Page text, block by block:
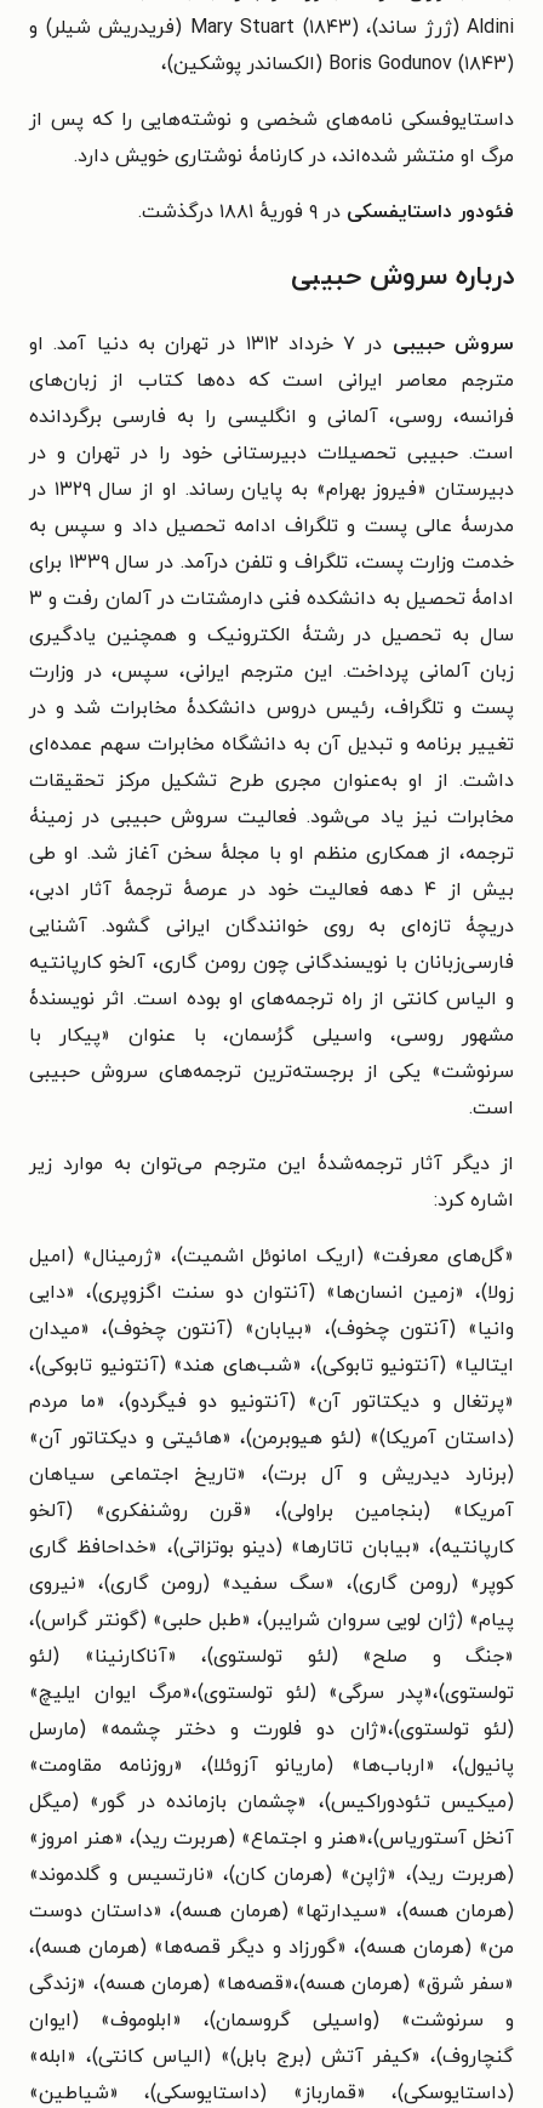
Aldini (ژرژ ساند)، (۱۸۴۳) Mary Stuart (فریدریش شیلر) و
(۱۸۴۳) Boris Godunov (الکساندر پوشکین)،
داستایوفسکی نامه‌های شخصی و نوشته‌هایی را که پس از
مرگ او منتشر شده‌اند، در کارنامۀ نوشتاری خویش دارد.
فئودور داستایفسکی در ۹ فوریهٔ ۱۸۸۱ درگذشت.
درباره سروش حبیبی
سروش حبیبی
در ۷ خرداد ۱۳۱۲ در تهران به دنیا آمد. او
مترجم معاصر ایرانی است که ده‌ها کتاب از زبان‌های
فرانسه، روسی، آلمانی و انگلیسی را به فارسی برگردانده
است. حبیبی تحصیلات دبیرستانی خود را در تهران و در
دبیرستان «فیروز بهرام» به پایان رساند. او از سال ۱۳۲۹ در
مدرسۀ عالی پست و تلگراف ادامه تحصیل داد و سپس به
خدمت وزارت پست، تلگراف و تلفن درآمد. در سال ۱۳۳۹ برای
ادامۀ تحصیل به دانشکده فنی دارمشتات در آلمان رفت و ۳
سال به تحصیل در رشتۀ الکترونیک و همچنین یادگیری
زبان آلمانی پرداخت. این مترجم ایرانی، سپس، در وزارت
پست و تلگراف، رئیس دروس دانشکدۀ مخابرات شد و در
تغییر برنامه و تبدیل آن به دانشگاه مخابرات سهم عمده‌ای
داشت. از او به‌عنوان مجری طرح تشکیل مرکز تحقیقات
مخابرات نیز یاد می‌شود. فعالیت سروش حبیبی در زمینۀ
ترجمه، از همکاری منظم او با مجلهٔ سخن آغاز شد. او طی
بیش از ۴ دهه فعالیت خود در عرصهٔ ترجمهٔ آثار ادبی،
دریچۀ تازه‌ای به روی خوانندگان ایرانی گشود. آشنایی
فارسی‌زبانان با نویسندگانی چون رومن گاری، آلخو کارپانتیه
و الیاس کانتی از راه ترجمه‌های او بوده است. اثر نویسندۀ
مشهور روسی، واسیلی گرُسمان، با عنوان «پیکار با
سرنوشت» یکی از برجسته‌ترین ترجمه‌های سروش حبیبی
است.
از دیگر آثار ترجمه‌شدۀ این مترجم می‌توان به موارد زیر
اشاره کرد:
«گل‌های معرفت» (اریک امانوئل اشمیت)، «ژرمینال» (امیل
زولا)، «زمین انسان‌ها» (آنتوان دو سنت اگزوپری)، «دایی
وانیا» (آنتون چخوف)، «بیابان» (آنتون چخوف)، «میدان
ایتالیا» (آنتونیو تابوکی)، «شب‌های هند» (آنتونیو تابوکی)،
«پرتغال و دیکتاتور آن» (آنتونیو دو فیگردو)، «ما مردم
(داستان آمریکا)» (لئو هیوبرمن)، «هائیتی و دیکتاتور آن»
(برنارد دیدریش و آل برت)، «تاریخ اجتماعی سیاهان
آمریکا» (بنجامین براولی)، «قرن روشنفکری» (آلخو
کارپانتیه)، «بیابان تاتارها» (دینو بوتزاتی)، «خداحافظ گاری
کوپر» (رومن گاری)، «سگ سفید» (رومن گاری)، «نیروی
پیام» (ژان لویی سروان شرایبر)، «طبل حلبی» (گونتر گراس)،
«جنگ و صلح» (لئو تولستوی)، «آناکارنینا» (لئو
تولستوی)،«پدر سرگی» (لئو تولستوی)،«مرگ ایوان ایلیچ»
(لئو تولستوی)،«ژان دو فلورت و دختر چشمه» (مارسل
پانیول)، «ارباب‌ها» (ماریانو آزوئلا)، «روزنامه مقاومت»
(میکیس تئودوراکیس)، «چشمان بازمانده در گور» (میگل
آنخل آستوریاس)،«هنر و اجتماع» (هربرت رید)، «هنر امروز»
(هربرت رید)، «ژاپن» (هرمان کان)، «نارتسیس و گلدموند»
(هرمان هسه)، «سیدارتها» (هرمان هسه)، «داستان دوست
من» (هرمان هسه)، «گورزاد و دیگر قصه‌ها» (هرمان هسه)،
«سفر شرق» (هرمان هسه)،«قصه‌ها» (هرمان هسه)، «زندگی
و سرنوشت» (واسیلی گروسمان)، «ابلوموف» (ایوان
گنچاروف)، «کیفر آتش (برج بابل)» (الیاس کانتی)، «ابله»
(داستایوسکی)، «قمارباز» (داستایوسکی)، «شیاطین»